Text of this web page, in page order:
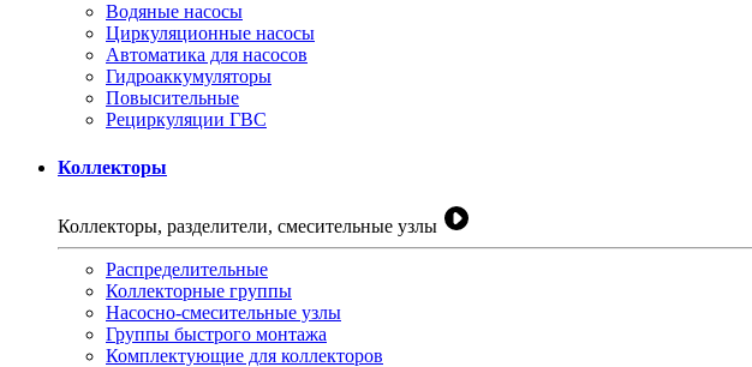
Водяные насосы
Циркуляционные насосы
Автоматика для насосов
Гидроаккумуляторы
Повысительные
Рециркуляции ГВС
Коллекторы
Коллекторы, разделители, смесительные узлы
Распределительные
Коллекторные группы
Насосно-смесительные узлы
Группы быстрого монтажа
Комплектующие для коллекторов